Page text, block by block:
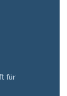
für